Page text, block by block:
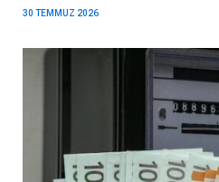
30 TEMMUZ 2026